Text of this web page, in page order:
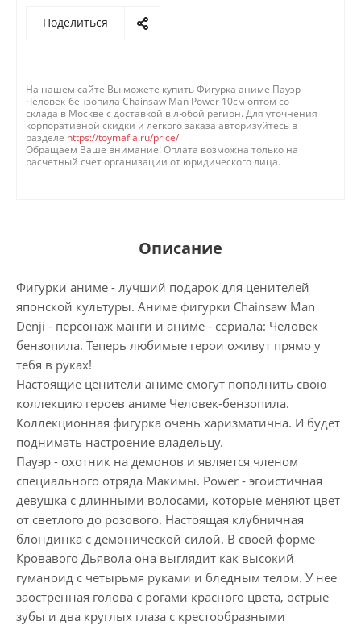
Поделиться
На нашем сайте Вы можете купить Фигурка аниме Пауэр
Человек-бензопила Chainsaw Man Power 10см оптом со
склада в Москве с доставкой в любой регион. Для уточнения
корпоративной скидки и легкого заказа авторизуйтесь в
разделе https://toymafia.ru/price/
Обращаем Ваше внимание! Оплата возможна только на
расчетный счет организации от юридического лица.
Описание
Фигурки аниме - лучший подарок для ценителей
японской культуры. Аниме фигурки Chainsaw Man
Denji - персонаж манги и аниме - сериала: Человек
бензопила. Теперь любимые герои оживут прямо у
тебя в руках!
Настоящие ценители аниме смогут пополнить свою
коллекцию героев аниме Человек-бензопила.
Коллекционная фигурка очень харизматична. И будет
поднимать настроение владельцу.
Пауэр - охотник на демонов и является членом
специального отряда Макимы. Power - эгоистичная
девушка с длинными волосами, которые меняют цвет
от светлого до розового. Настоящая клубничная
блондинка с демонической силой. В своей форме
Кровавого Дьявола она выглядит как высокий
гуманоид с четырьмя руками и бледным телом. У нее
заостренная голова с рогами красного цвета, острые
зубы и два круглых глаза с крестообразными